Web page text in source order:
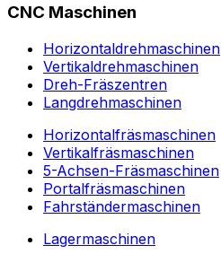
CNC Maschinen
Horizontaldrehmaschinen
Vertikaldrehmaschinen
Dreh-Fräszentren
Langdrehmaschinen
Horizontalfräsmaschinen
Vertikalfräsmaschinen
5-Achsen-Fräsmaschinen
Portalfräsmaschinen
Fahrständermaschinen
Lagermaschinen